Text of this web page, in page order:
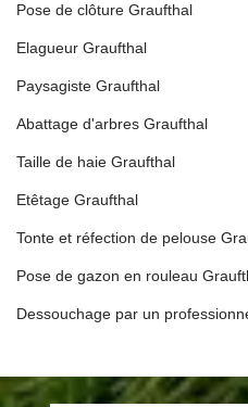
Pose de clôture Graufthal
Elagueur Graufthal
Paysagiste Graufthal
Abattage d'arbres Graufthal
Taille de haie Graufthal
Etêtage Graufthal
Tonte et réfection de pelouse
Pose de gazon en rouleau
Dessouchage par un